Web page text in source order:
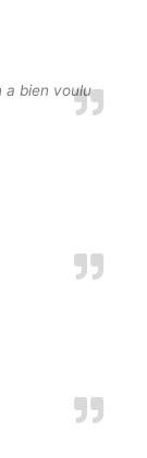
a bien voulu